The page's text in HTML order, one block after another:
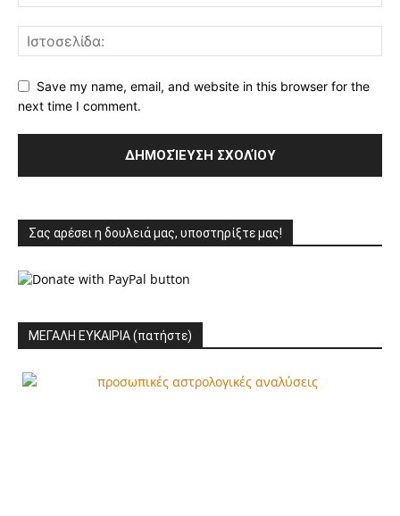
Save my name, email, and website in this browser for the
next time I comment.
Σας αρέσει η δουλειά μας, υποστηρίξτε μας!
ΜΕΓΑΛΗ ΕΥΚΑΙΡΙΑ (πατήστε)